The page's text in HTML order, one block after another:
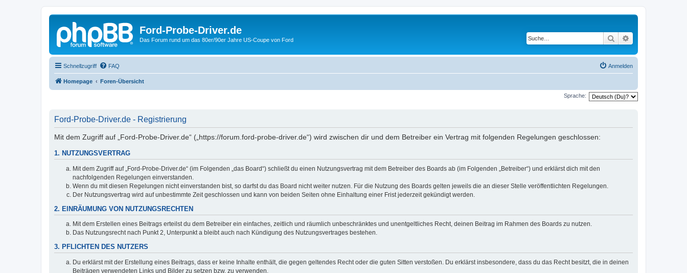
Ford-Probe-Driver.de
Das Forum rund um das 80er/90er Jahre US-Coupe von Ford Suche
Schnellzugriff FAQ Anmelden
Homepage Foren-Übersicht
Sprache:
Ford-Probe-Driver.de - Registrierung
Mit dem Zugriff auf „Ford-Probe-Driver.de“ („https://forum.ford-probe-driver.de“) wird zwischen dir und dem Betreiber ein Vertrag mit folgenden Regelungen geschlossen:
1. NUTZUNGSVERTRAG
Mit dem Zugriff auf „Ford-Probe-Driver.de“ (im Folgenden „das Board“) schließt du einen Nutzungsvertrag mit dem Betreiber des Boards ab (im Folgenden „Betreiber“) und erklärst dich mit den
nachfolgenden Regelungen einverstanden.
Wenn du mit diesen Regelungen nicht einverstanden bist, so darfst du das Board nicht weiter nutzen. Für die Nutzung des Boards gelten jeweils die an dieser Stelle veröffentlichten Regelungen.
Der Nutzungsvertrag wird auf unbestimmte Zeit geschlossen und kann von beiden Seiten ohne Einhaltung einer Frist jederzeit gekündigt werden.
2. EINRÄUMUNG VON NUTZUNGSRECHTEN
Mit dem Erstellen eines Beitrags erteilst du dem Betreiber ein einfaches, zeitlich und räumlich unbeschränktes und unentgeltliches Recht, deinen Beitrag im Rahmen des Boards zu nutzen.
Das Nutzungsrecht nach Punkt 2, Unterpunkt a bleibt auch nach Kündigung des Nutzungsvertrages bestehen.
3. PFLICHTEN DES NUTZERS
Du erklärst mit der Erstellung eines Beitrags, dass er keine Inhalte enthält, die gegen geltendes Recht oder die guten Sitten verstoßen. Du erklärst insbesondere, dass du das Recht besitzt, die in deinen
Beiträgen verwendeten Links und Bilder zu setzen bzw. zu verwenden.